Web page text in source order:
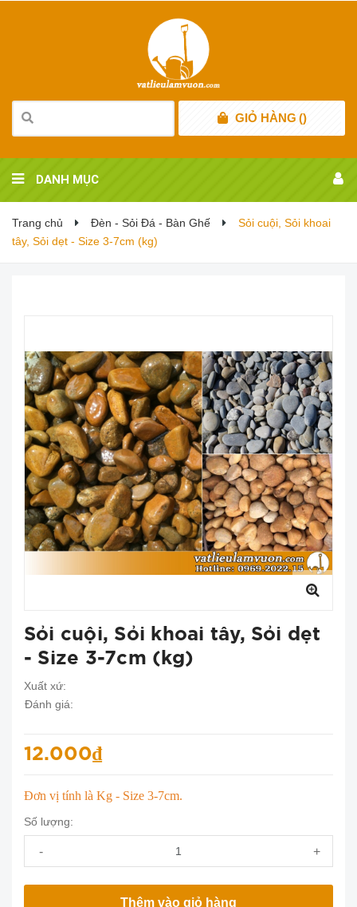
GIỎ HÀNG ()
DANH MỤC
Trang chủ Đèn - Sỏi Đá - Bàn Ghế
Sỏi cuội, Sỏi khoai
tây, Sỏi dẹt - Size 3-7cm (kg)
Sỏi cuội, Sỏi khoai tây, Sỏi dẹt
- Size 3-7cm (kg)
Xuất xứ:
Đánh giá:
12.000₫
Đơn vị tính là Kg - Size 3-7cm.
Số lượng:
- +
Thêm vào giỏ hàng